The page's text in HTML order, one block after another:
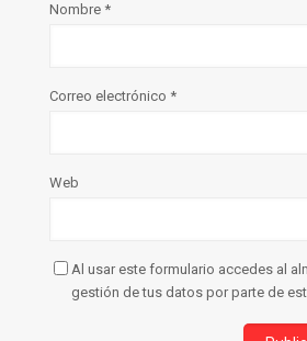
Nombre *
Correo electrónico *
Web
Al usar este formulario accedes al
gestión de tus datos por parte de